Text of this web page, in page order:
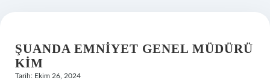
ŞUANDA EMNIYET GENEL MÜDÜRÜ
KIM
Tarih: Ekim 26, 2024